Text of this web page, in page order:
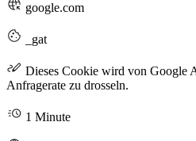
google.com
_gat
Dieses Cookie wird von Google
Anfragerate zu drosseln.
1 Minute